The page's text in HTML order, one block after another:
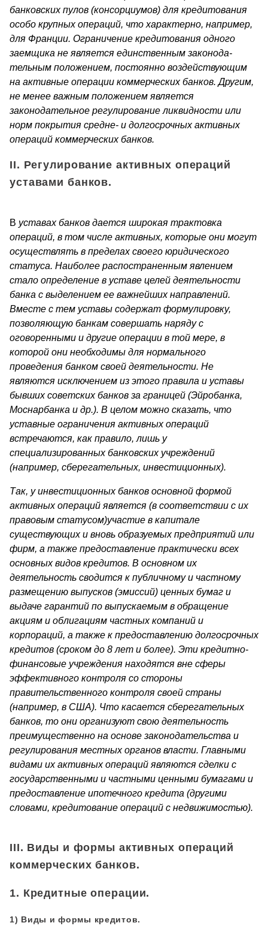
банковских пулов (консорциумов) для кредитования
особо крупных операций, что характерно, например,
для Франции. Ограничение кре­дитования одного
заемщика не является единственным законода­
тельным положением, постоянно воздействующим
на активные операции коммерческих банков. Другим,
не менее важным положе­нием является
законодательное регулирование ликвидности или
норм покрытия средне- и долгосрочных активных
операций коммерческих банков.
II. Регулирование активных операций
уставами банков.
В уставах банков дается широкая трактовка
операций, в том числе активных, которые они могут
осуществлять в пределах своего юридического
статуса. Наиболее распостраненным явлением
стало определение в уставе целей деятельности
банка с выделением ее важнейших направлений.
Вместе с тем уставы содержат фор­мулировку,
позволяющую банкам совершать наряду с
оговоренными и другие операции в той мере, в
которой они необходимы для нормаль­ного
проведения банком своей деятельности. Не
являются исключе­нием из этого правила и уставы
бывших советских банков за грани­цей (Эйробанка,
Моснарбанка и др.). В целом можно сказать, что
уставные ограничения активных операций
встречаются, как пра­вило, лишь у
специализированных банковских учреждений
(например, сберегательных, инвестиционных).
Так, у инвестиционных банков основной формой
активных опера­ций является (в соответствии с их
правовым статусом)участие в капитале
существующих и вновь образуемых предприятий или
фирм, а также предоставление практически всех
основных видов креди­тов. В основном их
деятельность сводится к публичному и част­ному
размещению выпусков (эмиссий) ценных бумаг и
выдаче гаран­тий по выпускаемым в обращение
акциям и облигациям частных компаний и
корпораций, а также к предоставлению долгосрочных
кредитов (сроком до 8 лет и более). Эти кредитно-
финансовые уч­реждения находятся вне сферы
эффективного контроля со стороны
правительственного контроля своей страны
(например, в США). Что касается сберегательных
банков, то они организуют свою деятельность
преимущественно на основе законодательства и
регу­лирования местных органов власти. Главными
видами их активных операций являются сделки с
государственными и частными ценными бумагами и
предоставление ипотечного кредита (другими
словами, кредитование операций с недвижимостью).
III. Виды и формы активных операций
коммерческих банков.
1. Кредитные операции.
1) Виды и формы кредитов.